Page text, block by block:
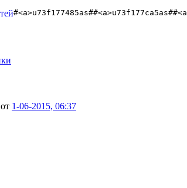
от 1-06-2015, 06:37